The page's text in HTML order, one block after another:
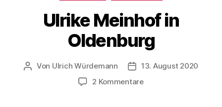
Ulrike Meinhof in
Oldenburg
Beitragsautor
Von Ulrich Würdemann Beitragsdatum
13. August 2020
2 Kommentarezu